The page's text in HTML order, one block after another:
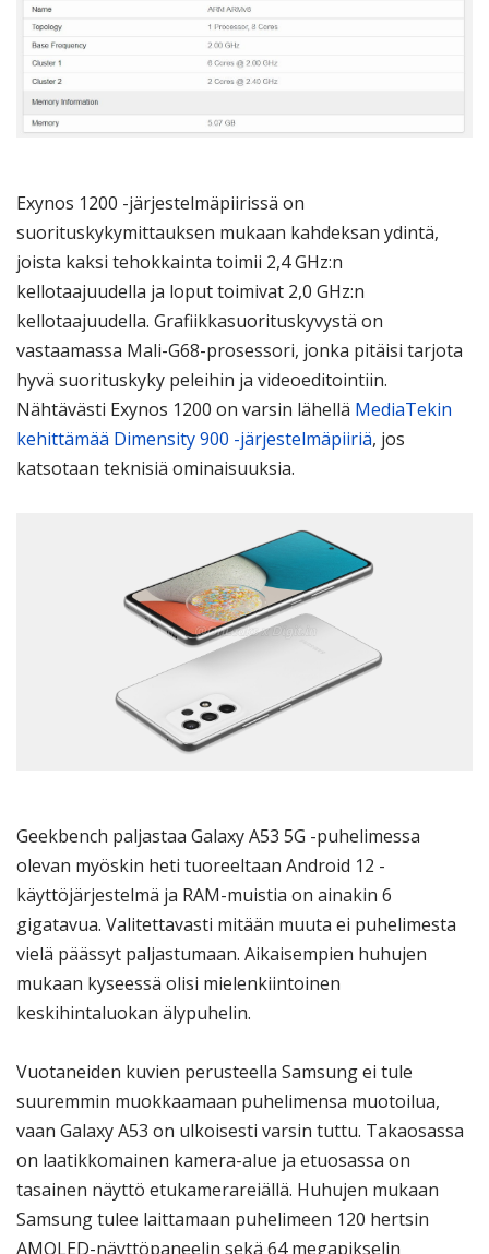
Exynos 1200 -järjestelmäpiirissä on
suorituskykymittauksen mukaan kahdeksan ydintä,
joista kaksi tehokkainta toimii 2,4 GHz:n
kellotaajuudella ja loput toimivat 2,0 GHz:n
kellotaajuudella. Grafiikkasuorituskyvystä on
vastaamassa Mali-G68-prosessori, jonka pitäisi tarjota
hyvä suorituskyky peleihin ja videoeditointiin.
Nähtävästi Exynos 1200 on varsin lähellä MediaTekin
kehittämää Dimensity 900 -järjestelmäpiiriä, jos
katsotaan teknisiä ominaisuuksia.
Geekbench paljastaa Galaxy A53 5G -puhelimessa
olevan myöskin heti tuoreeltaan Android 12 -
käyttöjärjestelmä ja RAM-muistia on ainakin 6
gigatavua. Valitettavasti mitään muuta ei puhelimesta
vielä päässyt paljastumaan. Aikaisempien huhujen
mukaan kyseessä olisi mielenkiintoinen
keskihintaluokan älypuhelin.
Vuotaneiden kuvien perusteella Samsung ei tule
suuremmin muokkaamaan puhelimensa muotoilua,
vaan Galaxy A53 on ulkoisesti varsin tuttu. Takaosassa
on laatikkomainen kamera-alue ja etuosassa on
tasainen näyttö etukamerareiällä. Huhujen mukaan
Samsung tulee laittamaan puhelimeen 120 hertsin
AMOLED-näyttöpaneelin sekä 64 megapikselin